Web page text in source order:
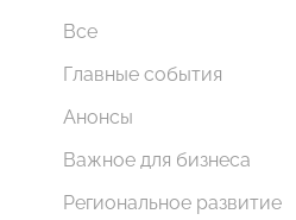
Все
Главные события
Анонсы
Важное для бизнеса
Региональное развитие